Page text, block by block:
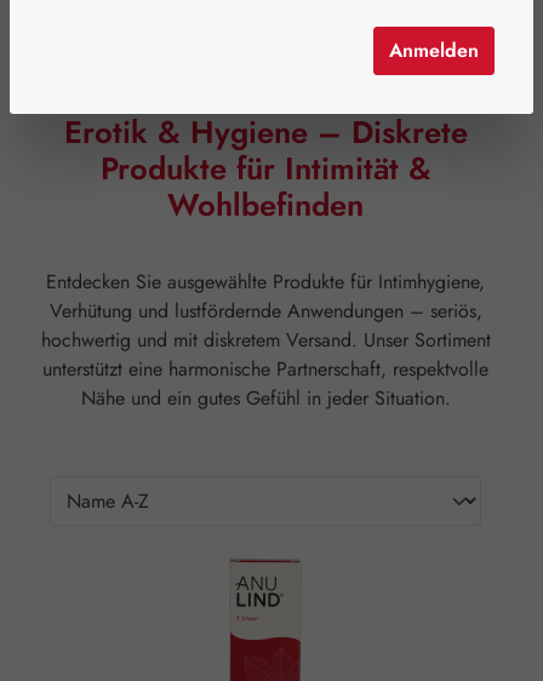
Erotik & Hygiene – Diskrete
Produkte für Intimität &
Wohlbefinden
Entdecken Sie ausgewählte Produkte für Intimhygiene,
Verhütung und lustfördernde Anwendungen – seriös,
hochwertig und mit diskretem Versand. Unser Sortiment
unterstützt eine harmonische Partnerschaft, respektvolle
Nähe und ein gutes Gefühl in jeder Situation.
Anmelden